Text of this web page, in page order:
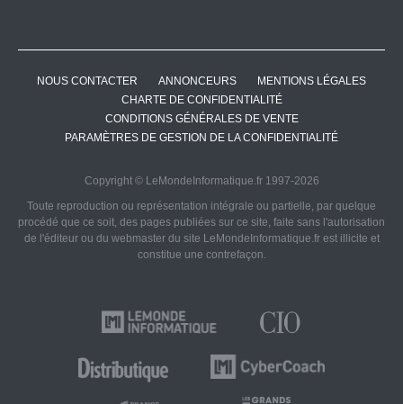
NOUS CONTACTER ANNONCEURS
MENTIONS LÉGALES
CHARTE DE CONFIDENTIALITÉ
CONDITIONS GÉNÉRALES DE VENTE
PARAMÈTRES DE GESTION DE LA CONFIDENTIALITÉ
Copyright © LeMondeInformatique.fr 1997-2026
Toute reproduction ou représentation intégrale ou partielle, par quelque
procédé que ce soit, des pages publiées sur ce site, faite sans l'autorisation
de l'éditeur ou du webmaster du site LeMondeInformatique.fr est illicite et
constitue une contrefaçon.